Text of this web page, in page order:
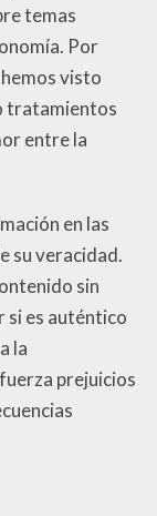
temas
Por
visto
tratamientos
entre la
en las
su veracidad.
sin
si es auténtico
la
prejuicios